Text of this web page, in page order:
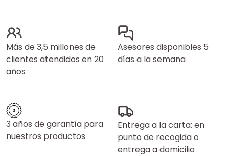
Más de 3,5 millones de
clientes atendidos en 20
años
Asesores disponibles 5
días a la semana
3 años de garantía para
nuestros productos
Entrega a la carta: en
punto de recogida o
entrega a domicilio